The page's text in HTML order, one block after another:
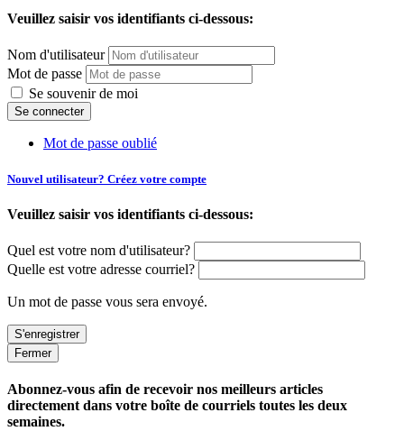
Veuillez saisir vos identifiants ci-dessous:
Nom d'utilisateur
Mot de passe
Se souvenir de moi
Mot de passe oublié
Nouvel utilisateur? Créez votre compte
Veuillez saisir vos identifiants ci-dessous:
Quel est votre nom d'utilisateur?
Quelle est votre adresse courriel?
Un mot de passe vous sera envoyé.
Fermer
Abonnez-vous afin de recevoir nos meilleurs articles
directement dans votre boîte de courriels toutes les deux
semaines.